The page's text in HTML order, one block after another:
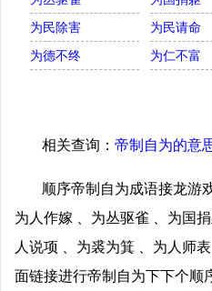
为民除害
为民请命
为德不终
为仁不富
相关查询： 帝制自为的意
顺序帝制自为成语接龙游
为人作嫁 、为丛驱雀 、为国
人说项 、为裘为箕 、为人师
面链接进行帝制自为下下个顺